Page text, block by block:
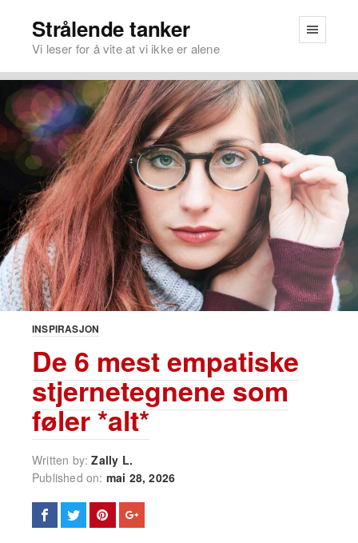
Strålende tanker
Vi leser for å vite at vi ikke er alene
INSPIRASJON
De 6 mest empatiske
stjernetegnene som
føler *alt*
Written by:Zally L.
Published on: mai 28, 2026